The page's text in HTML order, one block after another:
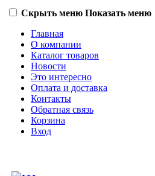
Скрыть меню Показать меню
Главная
О компании
Каталог товаров
Новости
Это интересно
Оплата и доставка
Контакты
Обратная связь
Корзина
Вход